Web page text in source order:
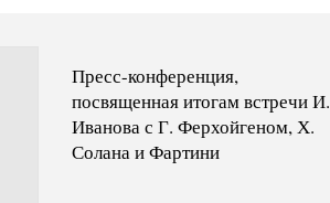
Пресс-конференция,
посвященная итогам встречи И.
Иванова с Г. Ферхойгеном, Х.
Солана и Фартини